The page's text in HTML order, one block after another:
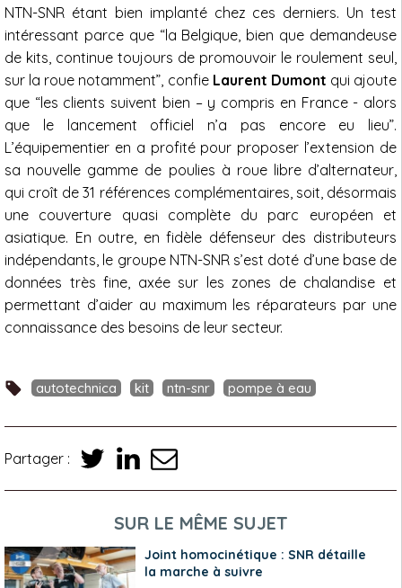
NTN-SNR étant bien implanté chez ces derniers. Un test
intéressant parce que “la Belgique, bien que demandeuse
de kits, continue toujours de promouvoir le roulement seul,
sur la roue notamment”, confie Laurent Dumont qui ajoute
que “les clients suivent bien – y compris en France - alors
que le lancement officiel n’a pas encore eu lieu”.
L’équipementier en a profité pour proposer l’extension de
sa nouvelle gamme de poulies à roue libre d’alternateur,
qui croît de 31 références complémentaires, soit, désormais
une couverture quasi complète du parc européen et
asiatique. En outre, en fidèle défenseur des distributeurs
indépendants, le groupe NTN-SNR s’est doté d’une base de
données très fine, axée sur les zones de chalandise et
permettant d’aider au maximum les réparateurs par une
connaissance des besoins de leur secteur.
autotechnica kit ntn-snr pompe à eau
Partager :
SUR LE MÊME SUJET
Joint homocinétique : SNR détaille
la marche à suivre